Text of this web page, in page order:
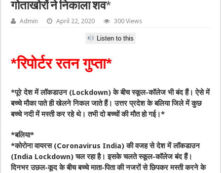
गोताखोरों ने निकाला शव*
Admin April 22, 2020 300 Views
Listen to this
*रिपोर्टर रतन गुप्ता*
*पूरे देश में लॉकडाउन (Lockdown) के बीच स्कूल-कॉलेज भी बंद हैं। ऐसे में
बच्चे मौका पाते ही खेलने निकल जाते हैं। उत्तर प्रदेश के बलिया जिले में कुछ
बच्चे नदी में मस्ती कर रहे थे। तभी दो बच्चों की मौत हो गई।*
*बलिया*
*कोरोना वायरस (Coronavirus India) की वजह से देश में लॉकडाउन
(India Lockdown) चल रहा है। इसके चलते स्कूल-कॉलेज बंद हैं।
दिनभर उछल-कूद के बीच बच्चे माता-पिता की नजरों से छिपकर मस्ती करने के